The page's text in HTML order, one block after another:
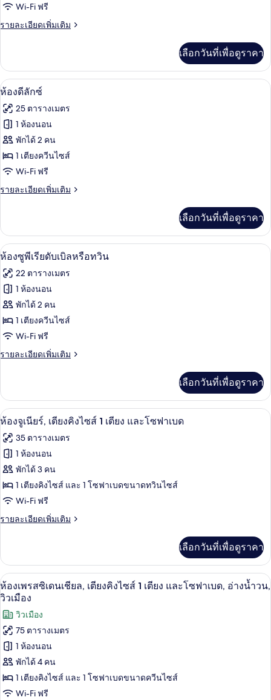
คลาส
สิก
Wi-Fi ฟรี
รายละเอียดเพิ่มเติม
ราย
เกี่ยว
กับ
ห้อง
สิก
เลือกวันที่เพื่อดูราคา
เปิด
ภาพถ่าย
ทั้งหมด
ของ
ห้อง
ดี
ลัก
ห้องดีลักซ์ | เครื่องนอนระดับพรีเมียม,
4
ห้องดีลักซ์
25 ตารางเมตร
1 ห้องนอน
พักได้ 2 คน
1 เตียงควีนไซส์
Wi-Fi ฟรี
รายละเอียดเพิ่มเติม
ราย
เกี่ยว
กับ
ห้อง
ลัก
ซ์
เลือกวันที่เพื่อดูราคา
เปิด
ภาพถ่าย
ทั้งหมด
ของ
ห้อง
ซู
พี
บเบิล
หรือ
ทวิน
ห้องซูพีเรียดับเบิลหรือทวิน | เครื่องน
5
ห้องซูพีเรียดับเบิลหรือทวิน
22 ตารางเมตร
1 ห้องนอน
พักได้ 2 คน
1 เตียงควีนไซส์
Wi-Fi ฟรี
รายละเอียดเพิ่มเติม
ราย
เกี่ยว
กับ
ห้อง
พี
เรียดั
หรือ
ทวิ
น
เลือกวันที่เพื่อดูราคา
เปิด
ภาพถ่าย
ทั้งหมด
ของ
ห้อง
จู
เนียร์,
คิง
ไซส์
1
เตียง
และ
โซฟา
เบด
ห้องจูเนียร์, เตียงคิงไซส์ 1 เตียง และ
5
ห้องจูเนียร์, เตียงคิงไซส์ 1 เตียง และโซฟาเบด
35 ตารางเมตร
1 ห้องนอน
พักได้ 3 คน
1 เตียงคิงไซส์ และ 1 โซฟาเบดขนาดทวินไซส์
Wi-Fi ฟรี
รายละเอียดเพิ่มเติม
ราย
เกี่ยว
กับ
ห้อง
จู
เตียง
คิง
ไซส์
เตียง
โซฟา
เบด
เลือกวันที่เพื่อดูราคา
เปิด
ภาพถ่าย
ทั้งหมด
ของ
ห้อง
เพรส
ซิ
ห้องเพรสซิเดนเชียล, เตียงคิงไซส์ 1 เ
7
ห้องเพรสซิเดนเชียล, เตียงคิงไซส์ 1 เตียง และโซฟาเบด, อ่างน้ำวน,
วิวเมือง
วิวเมือง
75 ตารางเมตร
1 ห้องนอน
พักได้ 4 คน
1 เตียงคิงไซส์ และ 1 โซฟาเบดขนาดควีนไซส์
Wi-Fi ฟรี